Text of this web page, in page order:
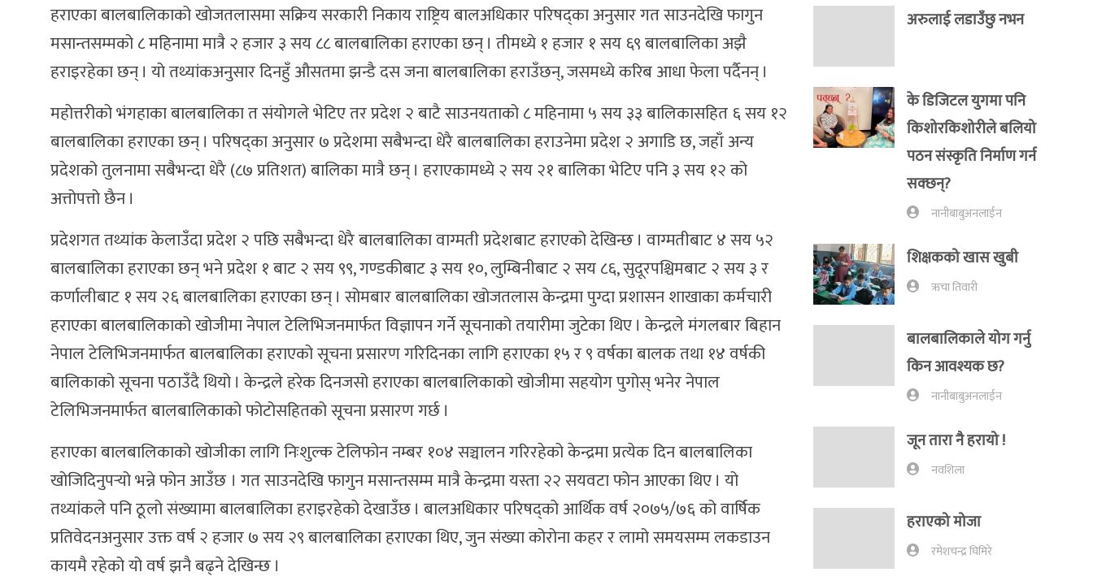
हराएका बालबालिकाको खोजतलासमा सक्रिय सरकारी निकाय राष्ट्रिय बालअधिकार परिषद्का अनुसार गत साउनदेखि फागुन
मसान्तसम्मको ८ महिनामा मात्रै २ हजार ३ सय ८८ बालबालिका हराएका छन् । तीमध्ये १ हजार १ सय ६९ बालबालिका अझै
हराइरहेका छन् । यो तथ्यांकअनुसार दिनहुँ औसतमा झन्डै दस जना बालबालिका हराउँछन्, जसमध्ये करिब आधा फेला पर्दैनन् ।
महोत्तरीको भंगहाका बालबालिका त संयोगले भेटिए तर प्रदेश २ बाटै साउनयताको ८ महिनामा ५ सय ३३ बालिकासहित ६ सय १२
बालबालिका हराएका छन् । परिषद्का अनुसार ७ प्रदेशमा सबैभन्दा धेरै बालबालिका हराउनेमा प्रदेश २ अगाडि छ, जहाँ अन्य
प्रदेशको तुलनामा सबैभन्दा धेरै (८७ प्रतिशत) बालिका मात्रै छन् । हराएकामध्ये २ सय २१ बालिका भेटिए पनि ३ सय १२ को
अत्तोपत्तो छैन ।
प्रदेशगत तथ्यांक केलाउँदा प्रदेश २ पछि सबैभन्दा धेरै बालबालिका वाग्मती प्रदेशबाट हराएको देखिन्छ । वाग्मतीबाट ४ सय ५२
बालबालिका हराएका छन् भने प्रदेश १ बाट २ सय ९९, गण्डकीबाट ३ सय १०, लुम्बिनीबाट २ सय ८६, सुदूरपश्चिमबाट २ सय ३ र
कर्णालीबाट १ सय २६ बालबालिका हराएका छन् । सोमबार बालबालिका खोजतलास केन्द्रमा पुग्दा प्रशासन शाखाका कर्मचारी
हराएका बालबालिकाको खोजीमा नेपाल टेलिभिजनमार्फत विज्ञापन गर्ने सूचनाको तयारीमा जुटेका थिए । केन्द्रले मंगलबार बिहान
नेपाल टेलिभिजनमार्फत बालबालिका हराएको सूचना प्रसारण गरिदिनका लागि हराएका १५ र ९ वर्षका बालक तथा १४ वर्षकी
बालिकाको सूचना पठाउँदै थियो । केन्द्रले हरेक दिनजसो हराएका बालबालिकाको खोजीमा सहयोग पुगोस् भनेर नेपाल
टेलिभिजनमार्फत बालबालिकाको फोटोसहितको सूचना प्रसारण गर्छ ।
हराएका बालबालिकाको खोजीका लागि निःशुल्क टेलिफोन नम्बर १०४ सञ्चालन गरिरहेको केन्द्रमा प्रत्येक दिन बालबालिका
खोजिदिनुपर्‍यो भन्ने फोन आउँछ । गत साउनदेखि फागुन मसान्तसम्म मात्रै केन्द्रमा यस्ता २२ सयवटा फोन आएका थिए । यो
तथ्यांकले पनि ठूलो संख्यामा बालबालिका हराइरहेको देखाउँछ । बालअधिकार परिषद्को आर्थिक वर्ष २०७५/७६ को वार्षिक
प्रतिवेदनअनुसार उक्त वर्ष २ हजार ७ सय २९ बालबालिका हराएका थिए, जुन संख्या कोरोना कहर र लामो समयसम्म लकडाउन
कायमै रहेको यो वर्ष झनै बढ्ने देखिन्छ ।
अरुलाई लडाउँछु नभन
के डिजिटल युगमा पनि
किशोरकिशोरीले बलियो
पठन संस्कृति निर्माण गर्न
सक्छन्?
नानीबाबुअनलाईन
शिक्षकको खास खुबी
ऋचा तिवारी
बालबालिकाले योग गर्नु
किन आवश्यक छ?
नानीबाबुअनलाईन
जून तारा नै हरायो !
नवशिला
हराएको मोजा
रमेशचन्द्र घिमिरे